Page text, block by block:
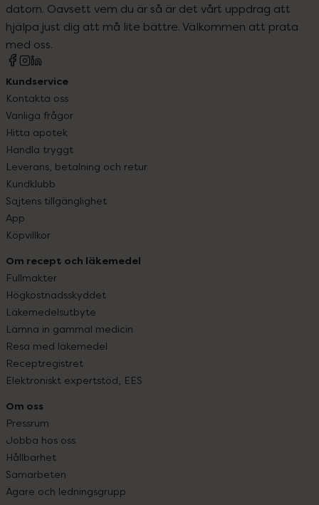
datorn. Oavsett vem du är så är det vårt uppdrag att
hjälpa just dig att må lite bättre. Välkommen att prata
med oss.
Kundservice
Kontakta oss
Vanliga frågor
Hitta apotek
Handla tryggt
Leverans, betalning och retur
Kundklubb
Sajtens tillgänglighet
App
Köpvillkor
Om recept och läkemedel
Fullmakter
Högkostnadsskyddet
Läkemedelsutbyte
Lämna in gammal medicin
Resa med läkemedel
Receptregistret
Elektroniskt expertstöd, EES
Om oss
Pressrum
Jobba hos oss
Hållbarhet
Samarbeten
Ägare och ledningsgrupp